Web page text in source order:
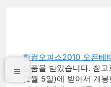
한컴오피스2010 오픈베
상품을 받았습니다. 참
(2월 5일)에 받아서 개